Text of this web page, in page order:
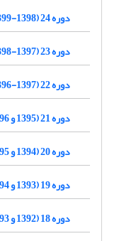
دوره 24 (1398-1399)
دوره 23 (1397-1398)
دوره 22 (1397-1396)
دوره 21 (1395 و 1396)
دوره 20 (1394 و 1395)
دوره 19 (1393 و 1394)
دوره 18 (1392 و 1393)